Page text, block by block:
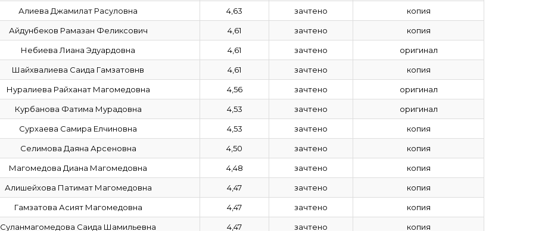
Алиева Джамилат Расуловна 4,63 зачтено копия
Айдунбеков Рамазан Феликсович 4,61 зачтено копия
Небиева Лиана Эдуардовна 4,61 зачтено оригинал
Шайхвалиева Саида Гамзатовнв 4,61 зачтено копия
Нуралиева Райханат Магомедовна 4,56 зачтено оригинал
Курбанова Фатима Мурадовна 4,53 зачтено оригинал
Сурхаева Самира Елчиновна 4,53 зачтено копия
Селимова Даяна Арсеновна 4,50 зачтено копия
Магомедова Диана Магомедовна 4,48 зачтено копия
Алишейхова Патимат Магомедовна 4,47 зачтено копия
Гамзатова Асият Магомедовна 4,47 зачтено копия
Суланмагомедова Саида Шамильевна 4,47 зачтено копия